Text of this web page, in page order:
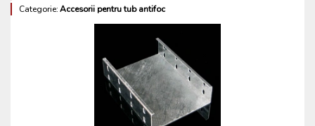
Categorie:Accesorii pentru tub antifoc